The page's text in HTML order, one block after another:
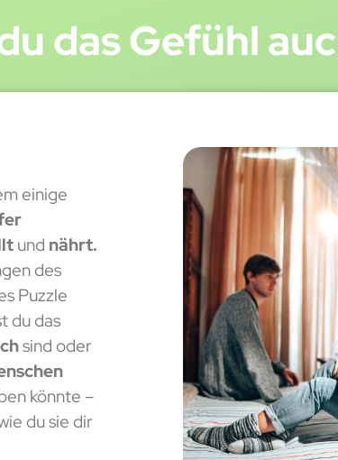
das Gefühl
einige
und nährt.
des
Puzzle
du das
sind oder
könnte –
du sie dir